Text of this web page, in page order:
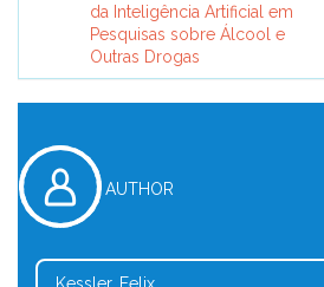
da Inteligência Artificial em
Pesquisas sobre Álcool e
Outras Drogas
AUTHOR